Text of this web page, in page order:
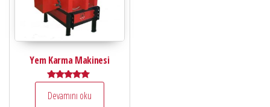
Yem Karma Makinesi
5.00
oy aldı
Devamını oku